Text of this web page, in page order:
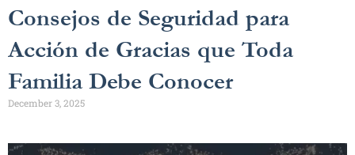
Consejos de Seguridad para
Acción de Gracias que Toda
Familia Debe Conocer
December 3, 2025